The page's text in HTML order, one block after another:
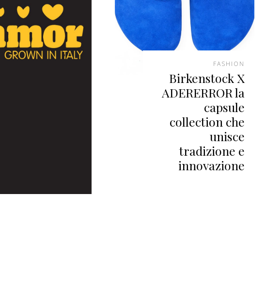
FASHION
Birkenstock X
ADERERROR la
capsule
collection che
unisce
tradizione e
innovazione